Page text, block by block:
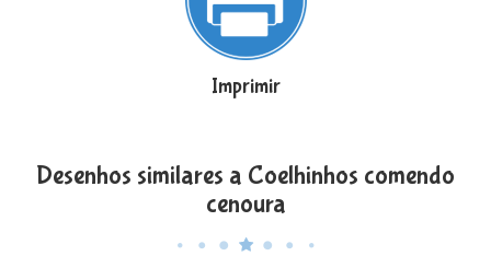
Imprimir
Desenhos similares a Coelhinhos comendo
cenoura